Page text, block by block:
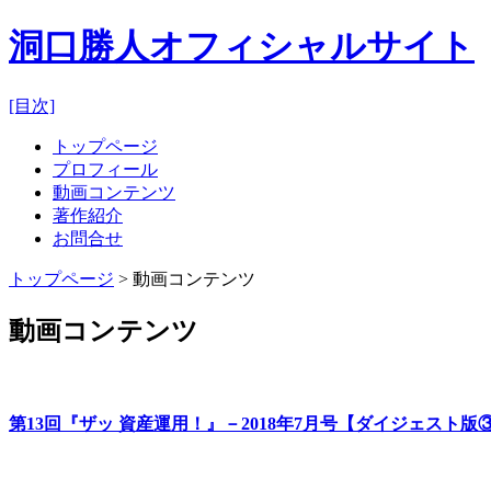
洞口勝人オフィシャルサイト
[目次]
トップページ
プロフィール
動画コンテンツ
著作紹介
お問合せ
トップページ > 動画コンテンツ
動画コンテンツ
第13回『ザッ 資産運用！』－2018年7月号【ダイジェスト版